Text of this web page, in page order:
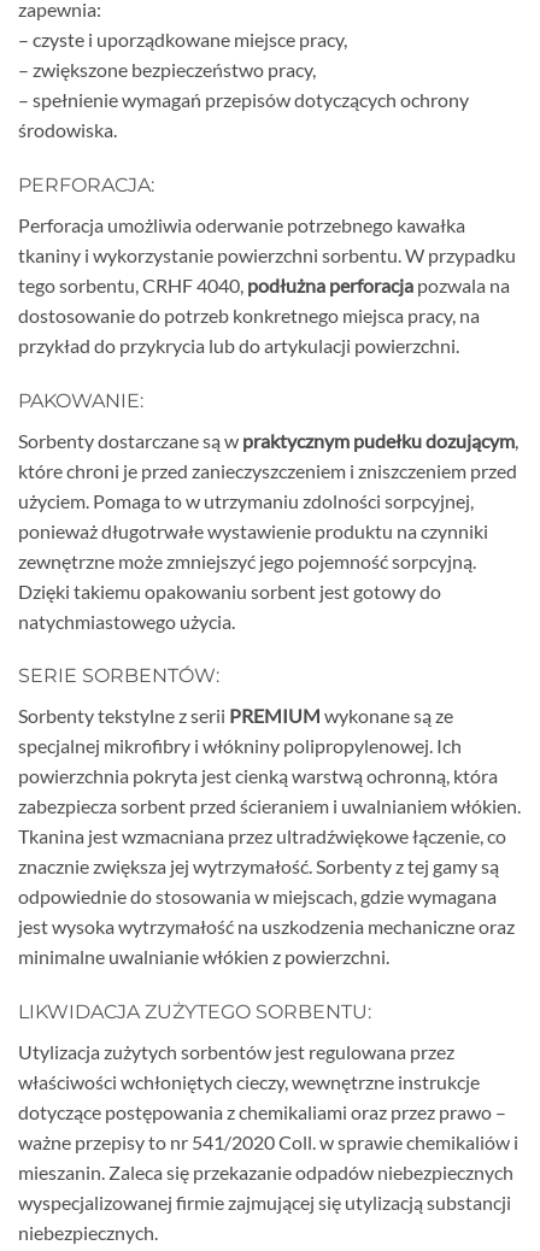
zapewnia:
– czyste i uporządkowane miejsce pracy,
– zwiększone bezpieczeństwo pracy,
– spełnienie wymagań przepisów dotyczących ochrony
środowiska.
PERFORACJA:
Perforacja umożliwia oderwanie potrzebnego kawałka
tkaniny i wykorzystanie powierzchni sorbentu. W przypadku
tego sorbentu, CRHF 4040, podłużna perforacja pozwala na
dostosowanie do potrzeb konkretnego miejsca pracy, na
przykład do przykrycia lub do artykulacji powierzchni.
PAKOWANIE:
Sorbenty dostarczane są w praktycznym pudełku dozującym
które chroni je przed zanieczyszczeniem i zniszczeniem przed
użyciem. Pomaga to w utrzymaniu zdolności sorpcyjnej,
ponieważ długotrwałe wystawienie produktu na czynniki
zewnętrzne może zmniejszyć jego pojemność sorpcyjną.
Dzięki takiemu opakowaniu sorbent jest gotowy do
natychmiastowego użycia.
SERIE SORBENTÓW:
Sorbenty tekstylne z serii PREMIUM wykonane są ze
specjalnej mikrofibry i włókniny polipropylenowej. Ich
powierzchnia pokryta jest cienką warstwą ochronną, która
zabezpiecza sorbent przed ścieraniem i uwalnianiem włókien.
Tkanina jest wzmacniana przez ultradźwiękowe łączenie, co
znacznie zwiększa jej wytrzymałość. Sorbenty z tej gamy są
odpowiednie do stosowania w miejscach, gdzie wymagana
jest wysoka wytrzymałość na uszkodzenia mechaniczne oraz
minimalne uwalnianie włókien z powierzchni.
LIKWIDACJA ZUŻYTEGO SORBENTU:
Utylizacja zużytych sorbentów jest regulowana przez
właściwości wchłoniętych cieczy, wewnętrzne instrukcje
dotyczące postępowania z chemikaliami oraz przez prawo –
ważne przepisy to nr 541/2020 Coll. w sprawie chemikaliów i
mieszanin. Zaleca się przekazanie odpadów niebezpiecznych
wyspecjalizowanej firmie zajmującej się utylizacją substancji
niebezpiecznych.